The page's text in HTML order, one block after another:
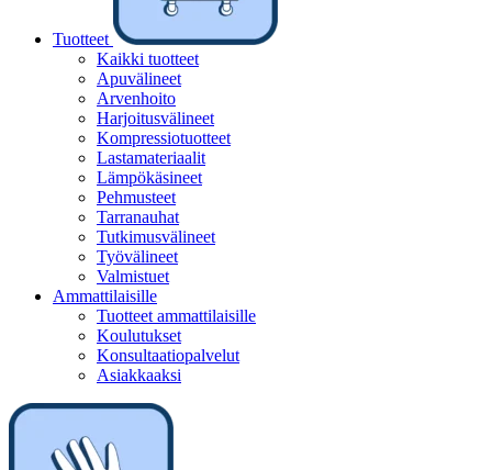
Tuotteet
Kaikki tuotteet
Apuvälineet
Arvenhoito
Harjoitusvälineet
Kompressiotuotteet
Lastamateriaalit
Lämpökäsineet
Pehmusteet
Tarranauhat
Tutkimusvälineet
Työvälineet
Valmistuet
Ammattilaisille
Tuotteet ammattilaisille
Koulutukset
Konsultaatiopalvelut
Asiakkaaksi